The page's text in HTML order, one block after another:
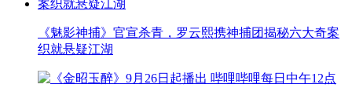
《魅影神捕》官宣杀青，罗云熙携神捕团揭秘六大奇案
织就悬疑江湖